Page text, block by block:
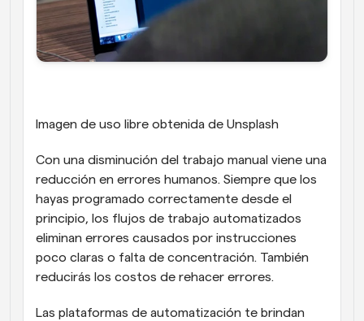
Imagen de uso libre obtenida de Unsplash
Con una disminución del trabajo manual viene una
reducción en errores humanos. Siempre que los
hayas programado correctamente desde el
principio, los flujos de trabajo automatizados
eliminan errores causados por instrucciones
poco claras o falta de concentración. También
reducirás los costos de rehacer errores.
Las plataformas de automatización te brindan